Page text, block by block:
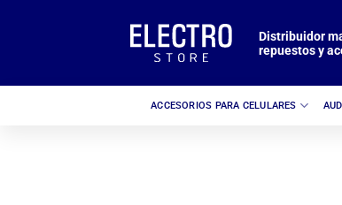
Distribuidor
repuestos y
ACCESORIOS PARA CELULARES